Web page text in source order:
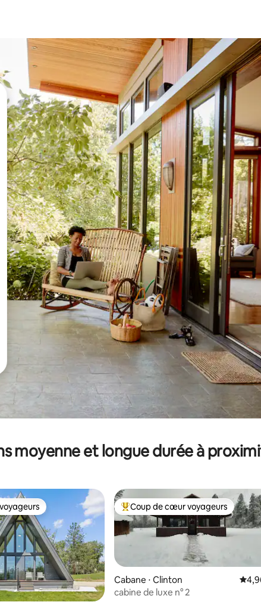
haut et vers le bas pour les parcourir ou en appuyant et en faisant
moyenne et longue durée à
Coups de cœur voyageurs les plus
Coup de cœur voyageurs
Cabane ⋅ Clinton
cabine de luxe n° 2